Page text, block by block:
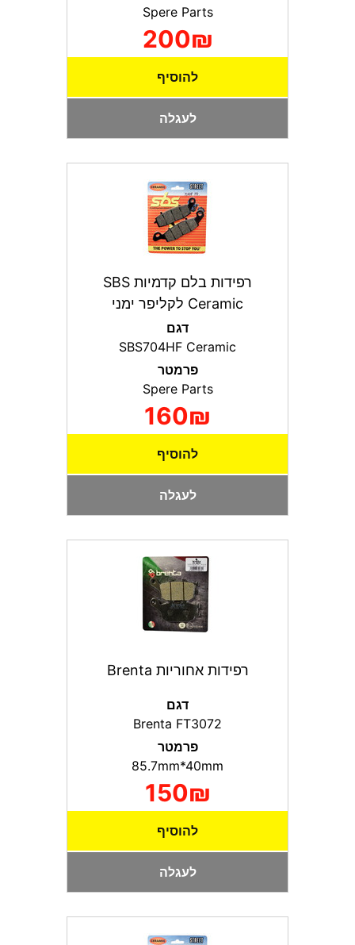
Spere Parts
200₪
להוסיף
לעגלה
רפידות בלם קדמיות SBS
Ceramic לקליפר ימני
דגם
SBS704HF Ceramic
פרמטר
Spere Parts
160₪
להוסיף
לעגלה
רפידות אחוריות Brenta
דגם
Brenta FT3072
פרמטר
150₪
להוסיף
לעגלה